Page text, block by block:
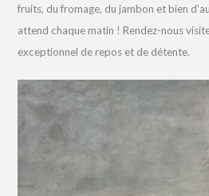
fruits, du fromage, du jambon et bien
attend chaque matin ! Rendez-nous
exceptionnel de repos et de détente.